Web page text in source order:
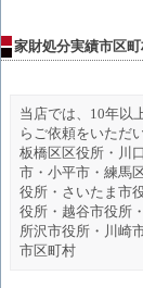
家財処分実績市区
当店では、10年以
らご依頼をいただ
板橋区区役所・川
市・小平市・練馬
役所・さいたま市
役所・越谷市役所
所沢市役所・川崎
市区町村